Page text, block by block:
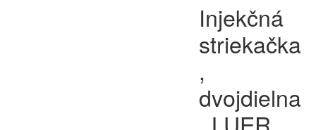
Injekčná
striekačka
,
dvojdielna